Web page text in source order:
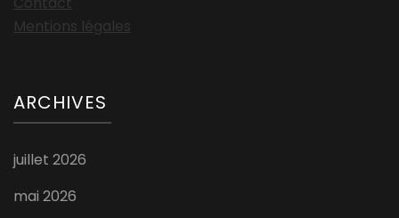
Mentions légales
ARCHIVES
juillet 2026
mai 2026